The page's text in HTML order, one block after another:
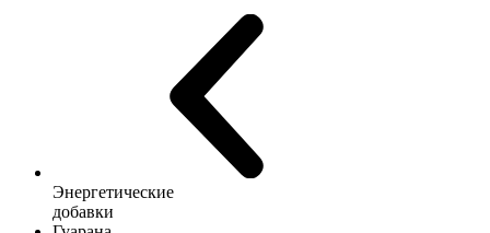
Энергетические
добавки